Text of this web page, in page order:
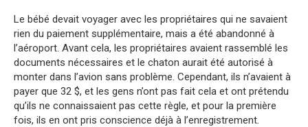
Le bébé devait voyager avec les propriétaires qui ne savaient
rien du paiement supplémentaire, mais a été abandonné à
l’aéroport. Avant cela, les propriétaires avaient rassemblé les
documents nécessaires et le chaton aurait été autorisé à
monter dans l’avion sans problème. Cependant, ils n’avaient à
payer que 32 $, et les gens n’ont pas fait cela et ont prétendu
qu’ils ne connaissaient pas cette règle, et pour la première
fois, ils en ont pris conscience déjà à l’enregistrement.